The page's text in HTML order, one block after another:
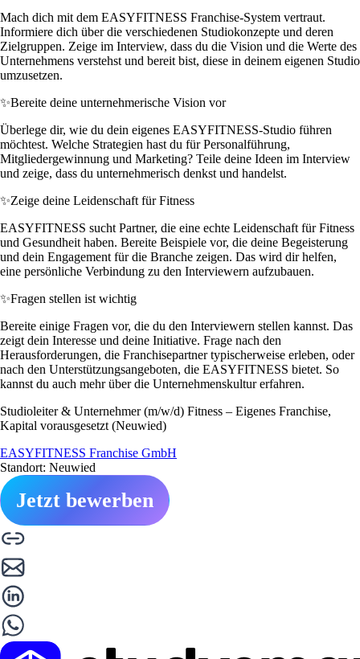
Mach dich mit dem EASYFITNESS Franchise-System vertraut.
Informiere dich über die verschiedenen Studiokonzepte und deren
Zielgruppen. Zeige im Interview, dass du die Vision und die Werte des
Unternehmens verstehst und bereit bist, diese in deinem eigenen Studio
umzusetzen.
✨Bereite deine unternehmerische Vision vor
Überlege dir, wie du dein eigenes EASYFITNESS-Studio führen
möchtest. Welche Strategien hast du für Personalführung,
Mitgliedergewinnung und Marketing? Teile deine Ideen im Interview
und zeige, dass du unternehmerisch denkst und handelst.
✨Zeige deine Leidenschaft für Fitness
EASYFITNESS sucht Partner, die eine echte Leidenschaft für Fitness
und Gesundheit haben. Bereite Beispiele vor, die deine Begeisterung
und dein Engagement für die Branche zeigen. Das wird dir helfen,
eine persönliche Verbindung zu den Interviewern aufzubauen.
✨Fragen stellen ist wichtig
Bereite einige Fragen vor, die du den Interviewern stellen kannst. Das
zeigt dein Interesse und deine Initiative. Frage nach den
Herausforderungen, die Franchisepartner typischerweise erleben, oder
nach den Unterstützungsangeboten, die EASYFITNESS bietet. So
kannst du auch mehr über die Unternehmenskultur erfahren.
Studioleiter & Unternehmer (m/w/d) Fitness – Eigenes Franchise,
Kapital vorausgesetzt (Neuwied)
EASYFITNESS Franchise GmbH
Standort: Neuwied
Jetzt bewerben